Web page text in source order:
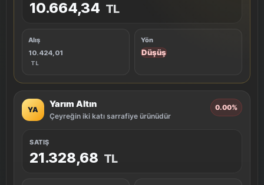
10.664,34 TL
Alış
10.424,01
TL
Yön
Düşüş
YA
Yarım Altın
Çeyreğin iki katı sarrafiye ürünüdür
0.00%
SATIŞ
21.328,68 TL